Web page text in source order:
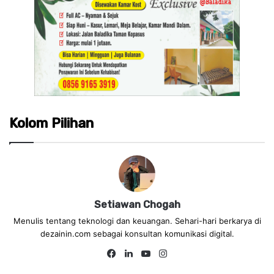
Kolom Pilihan
Setiawan Chogah
Menulis tentang teknologi dan keuangan. Sehari-hari berkarya di
dezainin.com sebagai konsultan komunikasi digital.
Fa
Lin
Yo